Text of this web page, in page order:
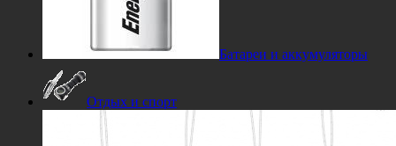
Батареи и аккумуляторы
Отдых и спорт